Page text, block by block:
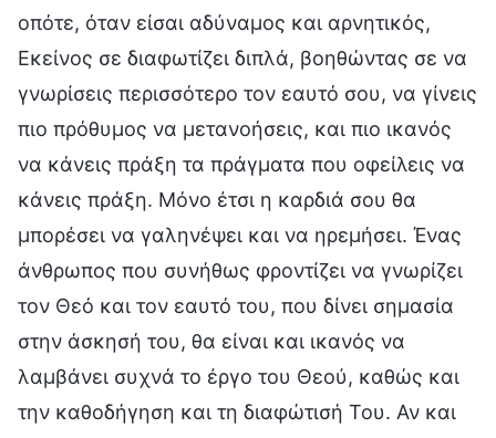
οπότε, όταν είσαι αδύναμος και αρνητικός,
Εκείνος σε διαφωτίζει διπλά, βοηθώντας σε να
γνωρίσεις περισσότερο τον εαυτό σου, να γίνεις
πιο πρόθυμος να μετανοήσεις, και πιο ικανός
να κάνεις πράξη τα πράγματα που οφείλεις να
κάνεις πράξη. Μόνο έτσι η καρδιά σου θα
μπορέσει να γαληνέψει και να ηρεμήσει. Ένας
άνθρωπος που συνήθως φροντίζει να γνωρίζει
τον Θεό και τον εαυτό του, που δίνει σημασία
στην άσκησή του, θα είναι και ικανός να
λαμβάνει συχνά το έργο του Θεού, καθώς και
την καθοδήγηση και τη διαφώτισή Του. Αν και